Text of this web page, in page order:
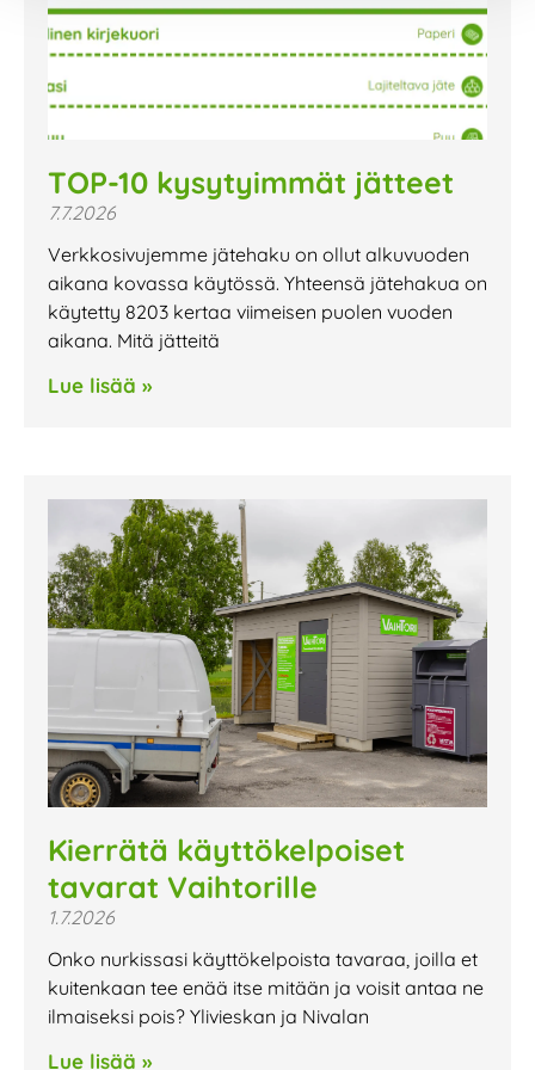
TOP-10 kysytyimmät jätteet
7.7.2026
Verkkosivujemme jätehaku on ollut alkuvuoden
aikana kovassa käytössä. Yhteensä jätehakua on
käytetty 8203 kertaa viimeisen puolen vuoden
aikana. Mitä jätteitä
Lue lisää »
Kierrätä käyttökelpoiset
tavarat Vaihtorille
1.7.2026
Onko nurkissasi käyttökelpoista tavaraa, joilla et
kuitenkaan tee enää itse mitään ja voisit antaa ne
ilmaiseksi pois? Ylivieskan ja Nivalan
Lue lisää »